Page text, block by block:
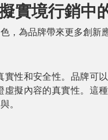
實境行銷中
，為品牌帶來更多創新
性和安全性。品牌可
擬內容的真實性。這
。